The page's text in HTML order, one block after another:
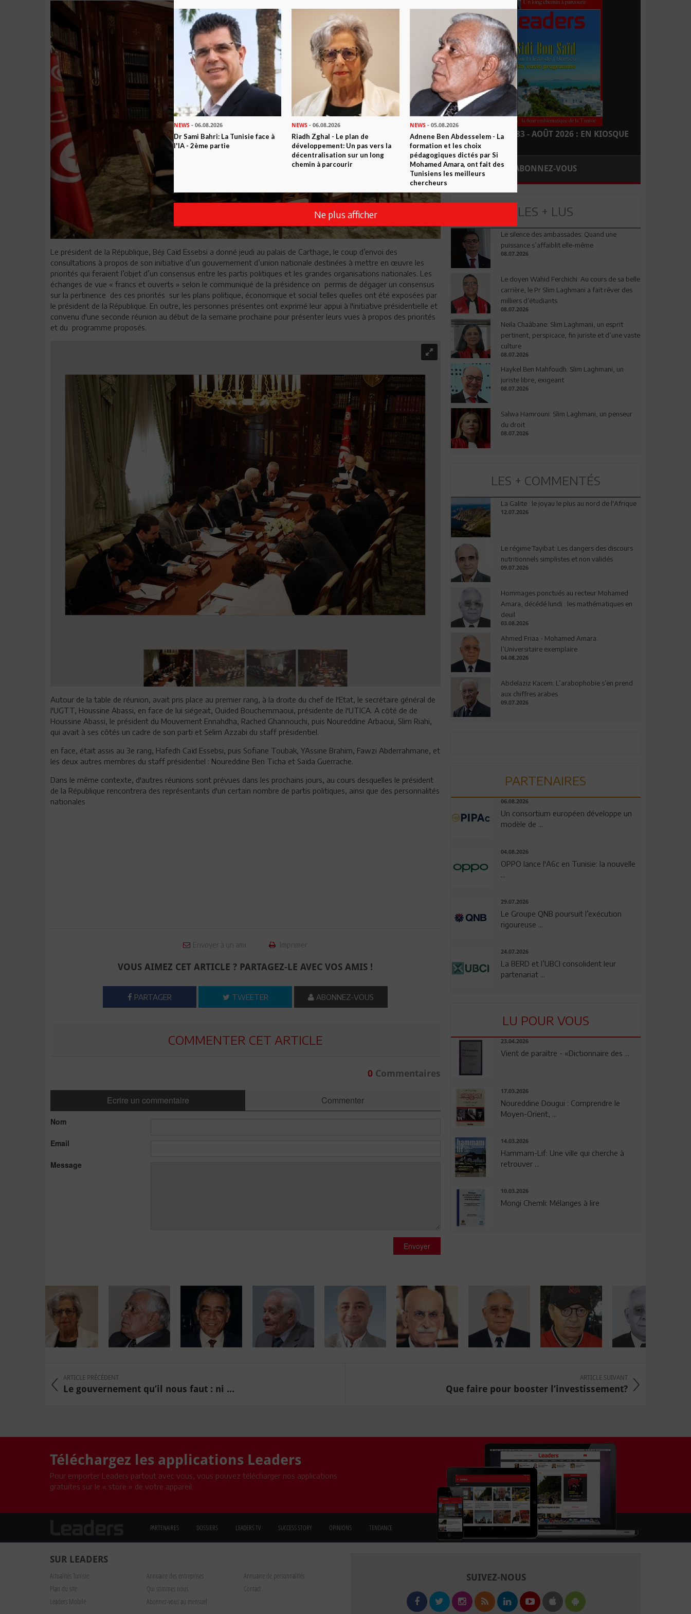
Le président de la République, Béji Caïd Essebsi a donné jeudi au palais de Carthage, le coup d’envoi des
consultations à propos de son initiative d’un gouvernement d’union nationale destinées à mettre en œuvre les
priorités qui feraient l’objet d’un consensus entre les partis politiques et les grandes organisations nationales. Les
échanges de vue « francs et ouverts » selon le communiqué de la présidence on permis de dégager un consensus
sur la pertinence des ces priorités sur les plans politique, économique et social telles quelles ont été exposées par
le président de la République. En outre, les personnes présentes ont exprimé leur appui à l'initiative présidentielle et
convenu d'une seconde réunion au début de la semaine prochaine pour présenter leurs vues à propos des priorités
et du programme proposés.
Autour de la table de réunion, avait pris place au premier rang, à la droite du chef de l'Etat, le secrétaire général de
l'UGTT, Houssine Abassi, en face de lui siégeait, Ouided Bouchemmaoui, présidente de l'UTICA. A côté de de
Houssine Abassi, le président du Mouvement Ennahdha, Rached Ghannouchi, puis Noureddine Arbaoui, Slim Riahi,
qui avait à ses côtés un cadre de son parti et Selim Azzabi du staff présidentiel.
en face, était assis au 3e rang, Hafedh Caïd Essebsi, puis Sofiane Toubak, YAssine Brahim, Fawzi Abderrahmane, et
les deux autres membres du staff présidentiel : Noureddine Ben Ticha et Saïda Guerrache.
Dans le même contexte, d'autres réunions sont prévues dans les prochains jours, au cours desquelles le président
de la République rencontrera des représentants d'un certain nombre de partis politiques, ainsi que des personnalités
nationales
Envoyer à un ami Imprimer
VOUS AIMEZ CET ARTICLE ? PARTAGEZ-LE AVEC VOS AMIS !
PARTAGER TWEETER ABONNEZ-VOUS
COMMENTER CET ARTICLE
0Commentaires
Ecrire un commentaire Commenter
Nom
Email
Message
Envoyer
LEADERS N° 183 - AOÛT 2026 : EN KIOSQUE
ABONNEZ-VOUS
LES + LUS
Le silence des ambassades: Quand une
puissance s’affaiblit elle-même
08.07.2026
Le doyen Wahid Ferchichi: Au cours de sa belle
carrière, le Pr Slim Laghmani a fait rêver des
milliers d’étudiants
08.07.2026
Neila Chaâbane: Slim Laghmani, un esprit
pertinent, perspicace, fin juriste et d’une vaste
culture
08.07.2026
Haykel Ben Mahfoudh: Slim Laghmani, un
juriste libre, exigeant
08.07.2026
Salwa Hamrouni: Slim Laghmani, un penseur
du droit
08.07.2026
LES + COMMENTÉS
La Galite : le joyau le plus au nord de l'Afrique
12.07.2026
Le régime Tayibat: Les dangers des discours
nutritionnels simplistes et non validés
09.07.2026
Hommages ponctués au recteur Mohamed
Amara, décédé lundi : les mathématiques en
deuil
03.08.2026
Ahmed Friaa - Mohamed Amara:
l’Universitaire exemplaire
04.08.2026
Abdelaziz Kacem: L’arabophobie s’en prend
aux chiffres arabes
09.07.2026
PARTENAIRES
06.08.2026
Un consortium européen développe un
modèle de ...
04.08.2026
OPPO lance l'A6c en Tunisie: la nouvelle
29.07.2026
Le Groupe QNB poursuit l’exécution
rigoureuse ...
24.07.2026
La BERD et l’UBCI consolident leur
partenariat ...
LU POUR VOUS
23.04.2026
Vient de paraître - «Dictionnaire des ...
17.03.2026
Noureddine Dougui : Comprendre le
Moyen-Orient, ...
14.03.2026
Hammam-Lif: Une ville qui cherche à
retrouver ...
10.03.2026
Mongi Chemli: Mélanges à lire
ARTICLE PRÉCÉDENT
Le gouvernement qu’il nous faut : ni ...
ARTICLE SUIVANT
Que faire pour booster l’investissement?
Téléchargez les applications Leaders
Pour emporter Leaders partout avec vous, vous pouvez télécharger nos applications
gratuites sur le « store » de votre appareil.
PARTENAIRES DOSSIERS LEADERS TV SUCCESS STORY OPINIONS TENDANCE
SUR LEADERS
Actualités Tunisie Annuaire des entreprises
Annuaire de personnalités
Plan du site
Qui sommes nous
Contact
Leaders Mobile
Abonnez-vous au mensuel
SUIVEZ-NOUS
NEWS - 06.08.2026
Dr Sami Bahri: La Tunisie face à
l'IA - 2ème partie
NEWS - 06.08.2026
Riadh Zghal - Le plan de
développement: Un pas vers la
décentralisation sur un long
chemin à parcourir
NEWS- 05.08.2026
Adnene Ben Abdesselem - La
formation et les choix
pédagogiques dictés par Si
Mohamed Amara, ont fait des
Tunisiens les meilleurs
chercheurs
Ne plus afficher